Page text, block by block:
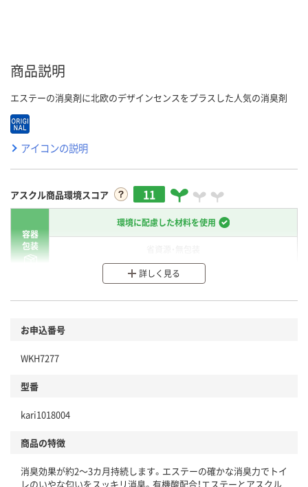
商品説明
エステーの消臭剤に北欧のデザインセンスをプラスした人気の消臭剤
アイコンの説明
アスクル商品環境スコア 11
容器
包装
環境に配慮した材料を使用
分別・リサイクルしやすい設計
本体
仕組
この商品の環境配慮ポイントです。下記商品詳細「
詳しく見る
お申込番号
WKH7277
型番
kari1018004
商品の特徴
消臭効果が約2～3カ月持続します。エステーの確かな消臭力でトイ
レのいやな匂いをスッキリ消臭。有機酸配合！エステーとアスクル